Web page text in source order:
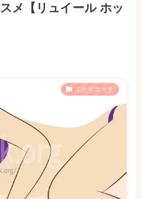
メ【リュイール ホッ
ふたりエッチ